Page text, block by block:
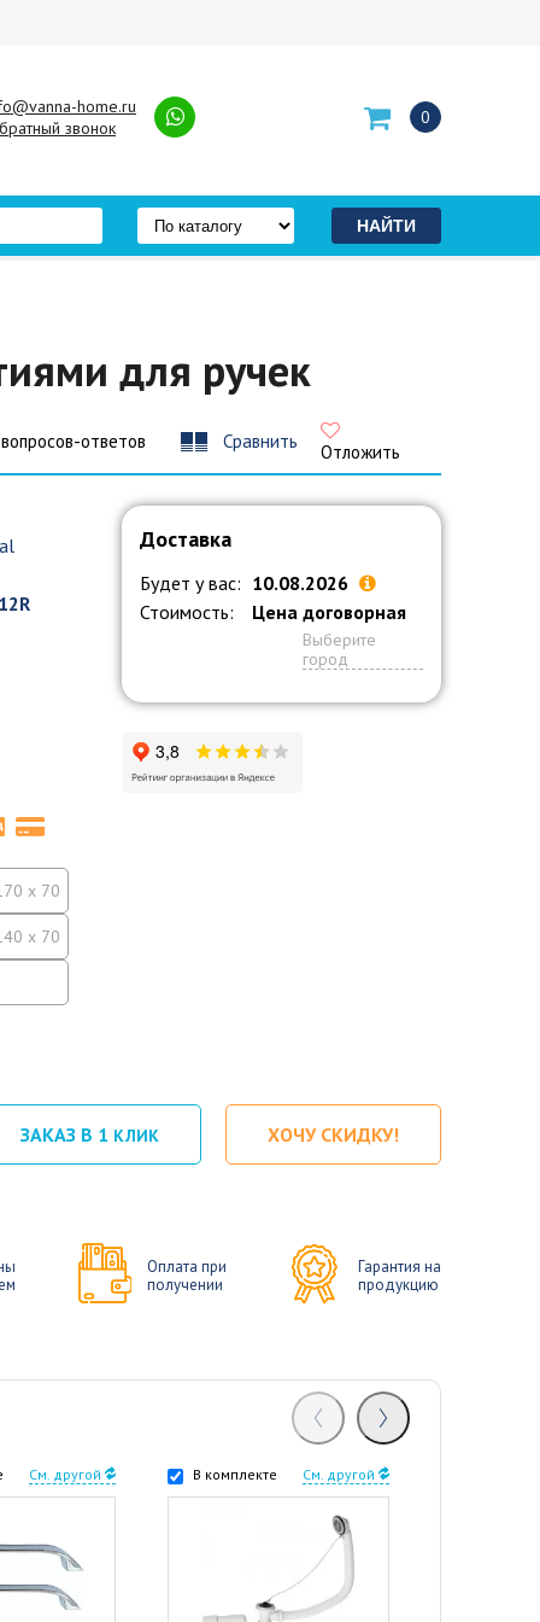
home.ru
звонок
0
для ручек
ответов Сравнить Отложить
x 70
x 70
Доставка
Будет у вас: 10.08.2026
Стоимость:
Цена договорная
Выберите
город
ЗАКАЗ В 1 КЛИК ХОЧУ СКИДКУ!
Оплата при
получении
Гарантия на
продукцию
См. другой В комплекте См. другой